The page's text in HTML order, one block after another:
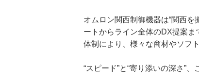
オムロン関西制御機器は“関西
ートからライン全体のDX提案
体制により、様々な商材やソフ
“スピード”と“寄り添いの深さ”